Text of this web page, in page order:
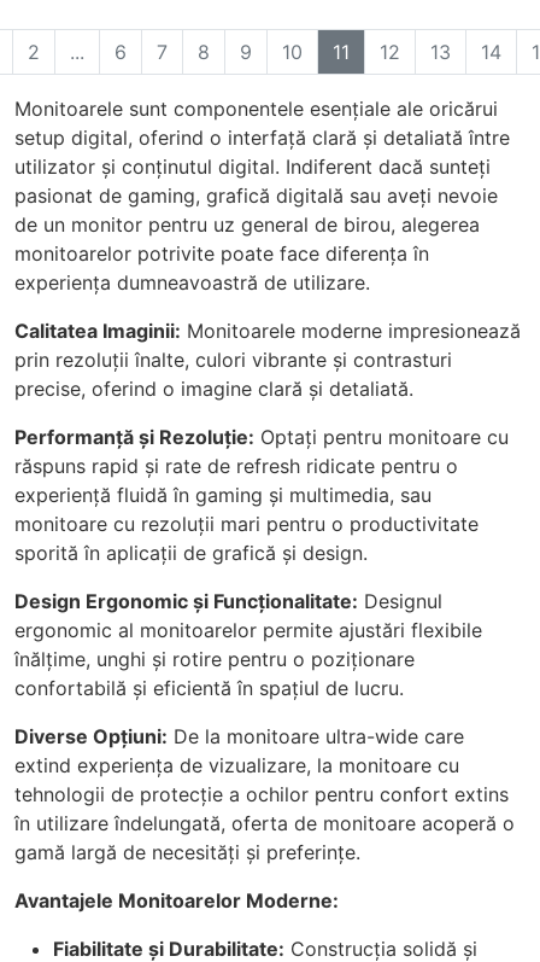
2 ... 6 7 8 9 10 11 12 13 14
Monitoarele sunt componentele esențiale ale oricărui
setup digital, oferind o interfață clară și detaliată între
utilizator și conținutul digital. Indiferent dacă sunteți
pasionat de gaming, grafică digitală sau aveți nevoie
de un monitor pentru uz general de birou, alegerea
monitoarelor potrivite poate face diferența în
experiența dumneavoastră de utilizare.
Calitatea Imaginii: Monitoarele moderne impresionează
prin rezoluții înalte, culori vibrante și contrasturi
precise, oferind o imagine clară și detaliată.
Performanță și Rezoluție: Optați pentru monitoare cu
răspuns rapid și rate de refresh ridicate pentru o
experiență fluidă în gaming și multimedia, sau
monitoare cu rezoluții mari pentru o productivitate
sporită în aplicații de grafică și design.
Design Ergonomic și Funcționalitate: Designul
ergonomic al monitoarelor permite ajustări flexibile
înălțime, unghi și rotire pentru o poziționare
confortabilă și eficientă în spațiul de lucru.
Diverse Opțiuni: De la monitoare ultra-wide care
extind experiența de vizualizare, la monitoare cu
tehnologii de protecție a ochilor pentru confort extins
în utilizare îndelungată, oferta de monitoare acoperă o
gamă largă de necesități și preferințe.
Avantajele Monitoarelor Moderne:
Fiabilitate și Durabilitate: Construcția solidă și